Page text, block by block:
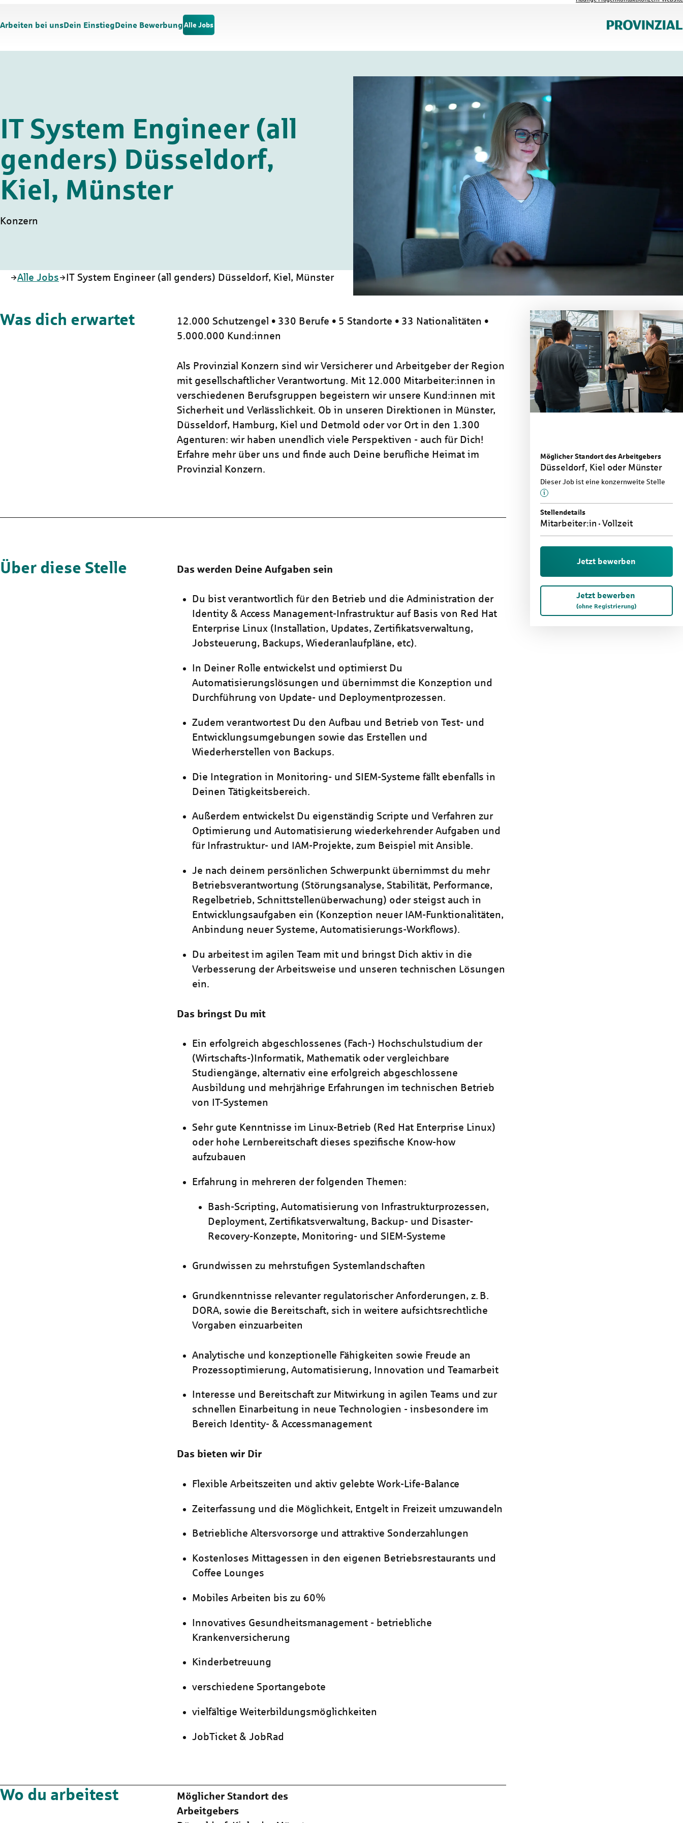
Zum Hauptinhalt springen
Zur Navigation springen
Häufige FragenKontaktKonzern-Website
Arbeiten bei unsDein EinstiegDeine Bewerbung Alle Jobs
IT System Engineer (all
genders) Düsseldorf,
Kiel, Münster
Konzern
Startseite
Alle Jobs IT System Engineer (all genders) Düsseldorf, Kiel, Münster
Möglicher Standort des Arbeitgebers
Düsseldorf, Kiel oder Münster
Dieser Job ist eine konzernweite Stelle
Mehr Informationen zu diesem
Stellendetails
Mitarbeiter:in Vollzeit
Jetzt bewerben
Jetzt bewerben
(ohne Registrierung)
Was dich erwartet
12.000 Schutzengel • 330 Berufe • 5 Standorte • 33 Nationalitäten •
5.000.000 Kund:innen
Als Provinzial Konzern sind wir Versicherer und Arbeitgeber der Region
mit gesellschaftlicher Verantwortung. Mit 12.000 Mitarbeiter:innen in
verschiedenen Berufsgruppen begeistern wir unsere Kund:innen mit
Sicherheit und Verlässlichkeit. Ob in unseren Direktionen in Münster,
Düsseldorf, Hamburg, Kiel und Detmold oder vor Ort in den 1.300
Agenturen: wir haben unendlich viele Perspektiven - auch für Dich!
Erfahre mehr über uns und finde auch Deine berufliche Heimat im
Provinzial Konzern.
Über diese Stelle Das werden Deine Aufgaben sein
Du bist verantwortlich für den Betrieb und die Administration der
Identity & Access Management-Infrastruktur auf Basis von Red Hat
Enterprise Linux (Installation, Updates, Zertifikatsverwaltung,
Jobsteuerung, Backups, Wiederanlaufpläne, etc).
In Deiner Rolle entwickelst und optimierst Du
Automatisierungslösungen und übernimmst die Konzeption und
Durchführung von Update- und Deploymentprozessen.
Zudem verantwortest Du den Aufbau und Betrieb von Test- und
Entwicklungsumgebungen sowie das Erstellen und
Wiederherstellen von Backups.
Die Integration in Monitoring- und SIEM-Systeme fällt ebenfalls in
Deinen Tätigkeitsbereich.
Außerdem entwickelst Du eigenständig Scripte und Verfahren zur
Optimierung und Automatisierung wiederkehrender Aufgaben und
für Infrastruktur- und IAM-Projekte, zum Beispiel mit Ansible.
Je nach deinem persönlichen Schwerpunkt übernimmst du mehr
Betriebsverantwortung (Störungsanalyse, Stabilität, Performance,
Regelbetrieb, Schnittstellenüberwachung) oder steigst auch in
Entwicklungsaufgaben ein (Konzeption neuer IAM-Funktionalitäten,
Anbindung neuer Systeme, Automatisierungs-Workflows).
Du arbeitest im agilen Team mit und bringst Dich aktiv in die
Verbesserung der Arbeitsweise und unseren technischen Lösungen
ein.
Das bringst Du mit
Ein erfolgreich abgeschlossenes (Fach-) Hochschulstudium der
(Wirtschafts-)Informatik, Mathematik oder vergleichbare
Studiengänge, alternativ eine erfolgreich abgeschlossene
Ausbildung und mehrjährige Erfahrungen im technischen Betrieb
von IT-Systemen
Sehr gute Kenntnisse im Linux-Betrieb (Red Hat Enterprise Linux)
oder hohe Lernbereitschaft dieses spezifische Know-how
aufzubauen
Erfahrung in mehreren der folgenden Themen:
Bash-Scripting, Automatisierung von Infrastrukturprozessen,
Deployment, Zertifikatsverwaltung, Backup- und Disaster-
Recovery-Konzepte, Monitoring- und SIEM-Systeme
Grundwissen zu mehrstufigen Systemlandschaften
Grundkenntnisse relevanter regulatorischer Anforderungen, z. B.
DORA, sowie die Bereitschaft, sich in weitere aufsichtsrechtliche
Vorgaben einzuarbeiten
Analytische und konzeptionelle Fähigkeiten sowie Freude an
Prozessoptimierung, Automatisierung, Innovation und Teamarbeit
Interesse und Bereitschaft zur Mitwirkung in agilen Teams und zur
schnellen Einarbeitung in neue Technologien - insbesondere im
Bereich Identity- & Accessmanagement
Das bieten wir Dir
Flexible Arbeitszeiten und aktiv gelebte Work-Life-Balance
Zeiterfassung und die Möglichkeit, Entgelt in Freizeit umzuwandeln
Betriebliche Altersvorsorge und attraktive Sonderzahlungen
Kostenloses Mittagessen in den eigenen Betriebsrestaurants und
Coffee Lounges
Mobiles Arbeiten bis zu 60%
Innovatives Gesundheitsmanagement - betriebliche
Krankenversicherung
Kinderbetreuung
verschiedene Sportangebote
vielfältige Weiterbildungsmöglichkeiten
JobTicket & JobRad
Wo du arbeitest
Möglicher Standort des
Arbeitgebers